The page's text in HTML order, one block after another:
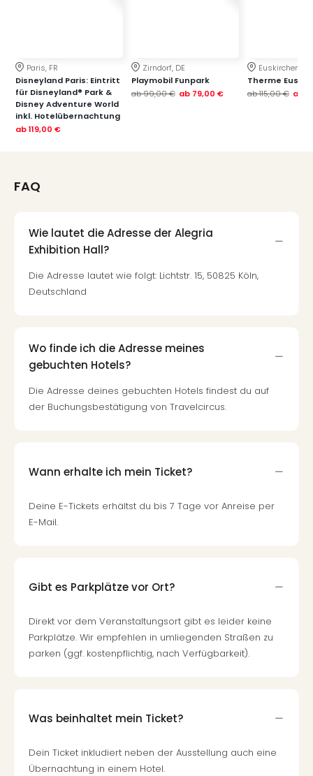
Paris, FR
Disneyland Paris: Eintritt
für Disneyland® Park &
Disney Adventure World
inkl. Hotelübernachtung
ab119,00 €
Zirndorf, DE
Playmobil Funpark
ab99,00 € ab 79,00 €
Euskirchen, DE
Therme
ab115,00 € ab
FAQ
Wie lautet die Adresse der Alegria
Exhibition Hall?
Die Adresse lautet wie folgt: Lichtstr. 15, 50825 Köln,
Deutschland
Wo finde ich die Adresse meines
gebuchten Hotels?
Die Adresse deines gebuchten Hotels findest du auf
der Buchungsbestätigung von Travelcircus.
Wann erhalte ich mein Ticket?
Deine E-Tickets erhältst du bis 7 Tage vor Anreise per
E-Mail.
Gibt es Parkplätze vor Ort?
Direkt vor dem Veranstaltungsort gibt es leider keine
Parkplätze. Wir empfehlen in umliegenden Straßen zu
parken (ggf. kostenpflichtig, nach Verfügbarkeit).
Was beinhaltet mein Ticket?
Dein Ticket inkludiert neben der Ausstellung auch eine
Übernachtung in einem Hotel.